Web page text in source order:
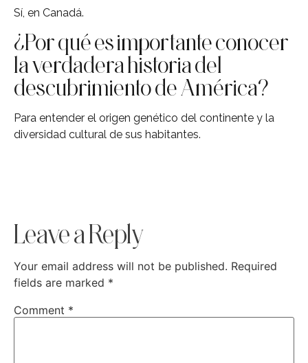
Sí, en Canadá.
¿Por qué es importante conocer
la verdadera historia del
descubrimiento de América?
Para entender el origen genético del continente y la
diversidad cultural de sus habitantes.
Leave a Reply
Your email address will not be published. Required
fields are marked *
Comment *